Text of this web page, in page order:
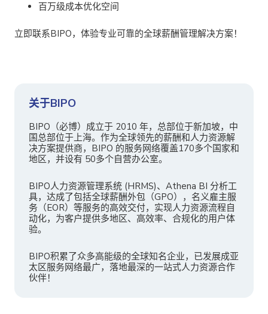
百万级成本优化空间
立即联系BIPO，体验专业可靠的全球薪酬管理解决方案！
关于BIPO
BIPO（必博）成立于 2010 年，总部位于新加坡，中
国总部位于上海。作为全球领先的薪酬和人力资源解
决方案提供商，BIPO 的服务网络覆盖170多个国家和
地区，并设有 50多个自营办公室。
BIPO人力资源管理系统 (HRMS)、Athena BI 分析工
具，达成了包括全球薪酬外包（GPO），名义雇主服
务（EOR）等服务的高效交付，实现人力资源流程自
动化，为客户提供多地区、高效率、合规化的用户体
验。
BIPO积累了众多高能级的全球知名企业，已发展成亚
太区服务网络最广，落地最深的一站式人力资源合作
伙伴！